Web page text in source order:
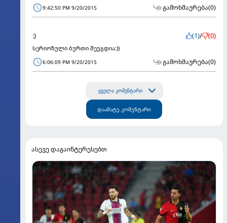
9:42:50 PM 9/20/2015 გამოხმაურება(0)
:) (1)/ (0)
სერიოზული ბურთი შეუგდია:))
6:06:09 PM 9/20/2015 გამოხმაურება(0)
ყველა კომენტარი
დაამატე კომენტარი
ასევე დაგაინტერესებთ